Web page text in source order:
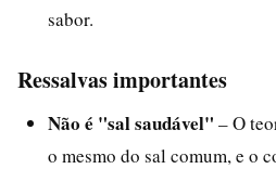
sabor.
Ressalvas importantes
Não é "sal saudável" – O
o mesmo do sal comum, e o